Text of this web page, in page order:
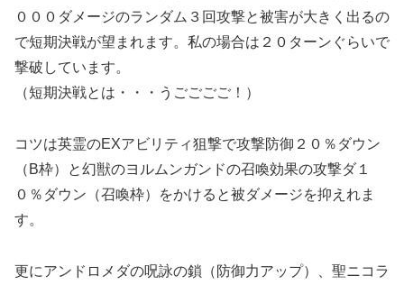
０００ダメージのランダム３回攻撃と被害が大きく出るの
で短期決戦が望まれます。私の場合は２０ターンぐらいで
撃破しています。
（短期決戦とは・・・うごごごご！）
コツは英霊のEXアビリティ狙撃で攻撃防御２０％ダウン
（B枠）と幻獣のヨルムンガンドの召喚効果の攻撃ダ１
０％ダウン（召喚枠）をかけると被ダメージを抑えれま
す。
更にアンドロメダの呪詠の鎖（防御力アップ）、聖ニコラ